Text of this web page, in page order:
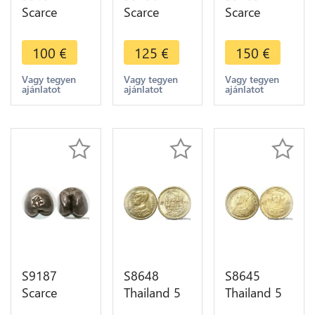
Scarce
1/8 Baht
Rama II
1851 Ruang
Puang
100 €
Vagy tegyen
ajánlatot
Scarce
1/12 Baht
Rama IV
Silver Pot
Duong -
offer
125 €
Vagy tegyen
ajánlatot
Scarce
Baht Rama
IV Silver Pot
Duong -
>Make
150 €
Vagy tegyen
ajánlatot
S9187
Scarce
S8648
Thailand 5
S8645
Thailand 5